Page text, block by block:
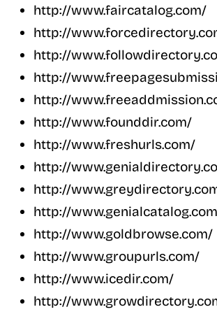
http://www.faircatalog.com/
http://
http://
http://
http://
http://www.founddir.com/
http://www.freshurls.com/
http://
http://
http://
http://www.goldbrowse.com/
http://www.groupurls.com/
http://www.icedir.com/
http://